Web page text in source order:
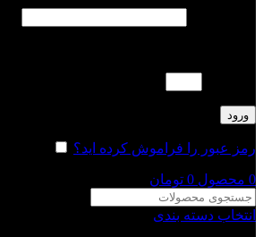
ورود
رمز عبور را فراموش کرده اید؟
0 محصول 0 تومان
انتخاب دسته بندی